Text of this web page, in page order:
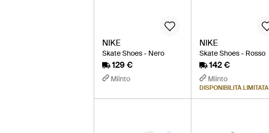
NIKE
Skate Shoes - Nero
129 €
Miinto
NIKE
Skate Shoes - Rosso
142 €
Miinto
DISPONIBILITÀ LIMITATA